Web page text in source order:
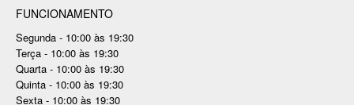
FUNCIONAMENTO
Segunda - 10:00 às 19:30
Terça - 10:00 às 19:30
Quarta - 10:00 às 19:30
Quinta - 10:00 às 19:30
Sexta - 10:00 às 19:30